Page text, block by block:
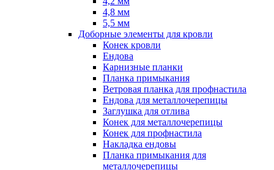
4,8 мм
5,5 мм
Доборные элементы для кровли
Конек кровли
Ендова
Карнизные планки
Планка примыкания
Ветровая планка для профнастила
Ендова для металлочерепицы
Заглушка для отлива
Конек для металлочерепицы
Конек для профнастила
Накладка ендовы
Планка примыкания для
металлочерепицы